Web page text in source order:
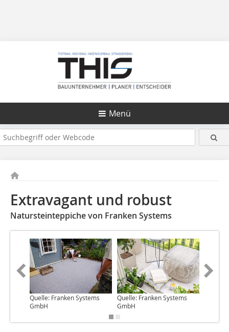
Menü
Extravagant und robust
Natursteinteppiche von Franken Systems
Quelle: Franken Systems
GmbH
Quelle: Franken Systems
GmbH